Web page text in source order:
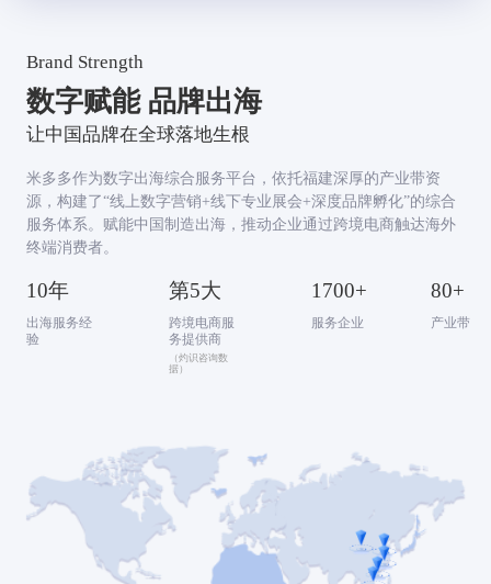
Brand Strength
数字赋能 品牌出海
让中国品牌在全球落地生根
米多多作为数字出海综合服务平台，依托福建深厚的产业带资
源，构建了“线上数字营销+线下专业展会+深度品牌孵化”的综合
服务体系。赋能中国制造出海，推动企业通过跨境电商触达海外
终端消费者。
10年
出海服务经
验
第5大
跨境电商服
务提供商
（灼识咨询数
据）
1700+
服务企业
80+
产业带